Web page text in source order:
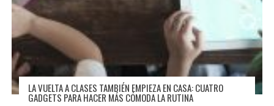
LA VUELTA A CLASES TAMBIÉN EMPIEZA EN CASA: CUATRO
GADGETS PARA HACER MÁS CÓMODA LA RUTINA